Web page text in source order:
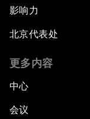
影响力
北京代表处
更多内容
中心
会议